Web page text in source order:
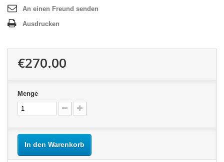
An einen Freund senden
Ausdrucken
€270.00
Menge
In den Warenkorb